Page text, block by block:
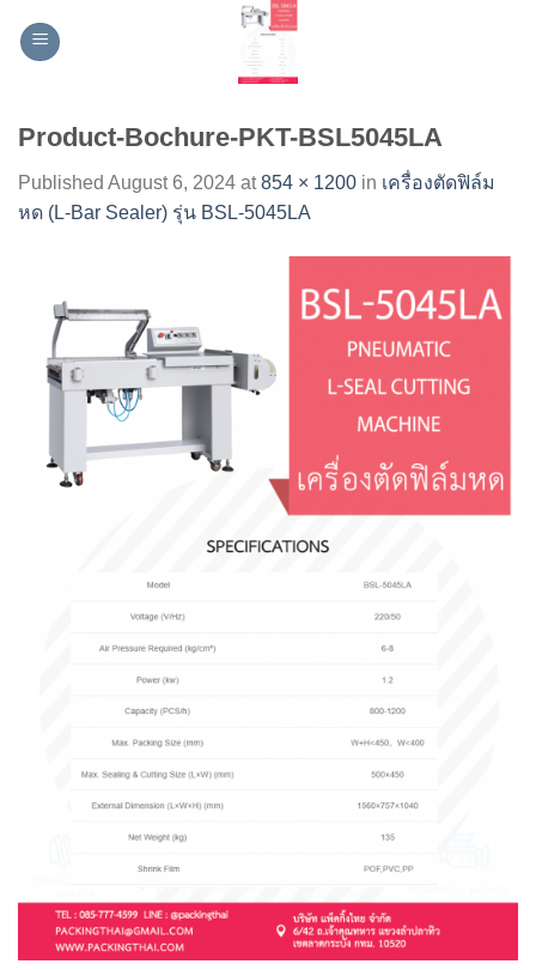
Product-Bochure-PKT-BSL5045LA
Published August 6, 2024 at854 × 1200 in เครื่องตัดฟิล์ม
หด (L-Bar Sealer) รุ่น BSL-5045LA